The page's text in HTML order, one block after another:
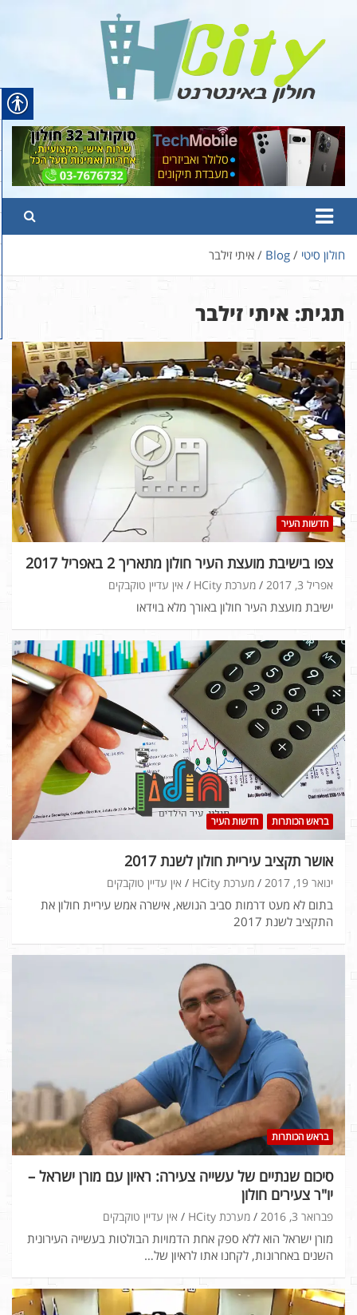
content
Hcity – חולון באינטרנט
פורטל החדשות והמידע של חולון
חולון סיטי Blog איתי זילבר
תגית: איתי זילבר
חדשות העיר
צפו בישיבת מועצת העיר חולון מתאריך 2 באפריל 2017
אפריל 3, 2017 מערכת HCity אין עדיין טוקבקים
ישיבת מועצת העיר חולון באורך מלא בוידאו
בראש הכותרות חדשות העיר
אושר תקציב עיריית חולון לשנת 2017
ינואר 19, 2017 מערכת HCity אין עדיין טוקבקים
בתום לא מעט דרמות סביב הנושא, אישרה אמש עיריית חולון את
התקציב לשנת 2017
בראש הכותרות
סיכום שנתיים של עשייה צעירה: ראיון עם מורן ישראל –
יו"ר צעירים חולון
פברואר 3, 2016 מערכת HCity אין עדיין טוקבקים
מורן ישראל הוא ללא ספק אחת הדמויות הבולטות בעשייה העירונית
השנים באחרונות, לקחנו אתו לראיון של…